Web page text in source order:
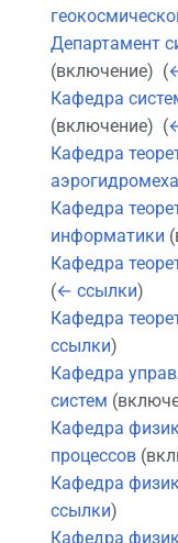
Департамент
(включение) ‎ (
Кафедра
(включение) ‎ (
Кафедра
Кафедра
информатики
Кафедра
(← ссылки)
Кафедра
ссылки)
Кафедра
систем
Кафедра
процессов
Кафедра
ссылки)
Кафедра